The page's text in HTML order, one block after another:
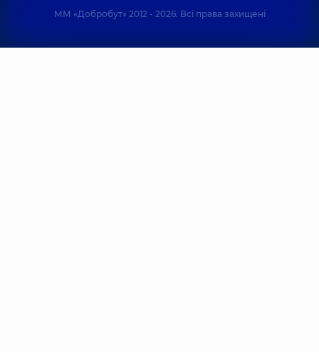
ММ «Добробут» 2012 - 2026. Всі права захищені